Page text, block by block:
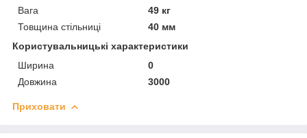
Вага
49 кг
Товщина стільниці
40 мм
Користувальницькі характеристики
Ширина
0
Довжина
3000
Приховати